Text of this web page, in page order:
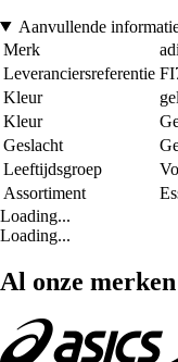
Aanvullende
Merk
Leveranciersreferentie
Kleur
Kleur
Geslacht
Leeftijdsgroep
Assortiment
Loading...
Loading...
Al onze merken